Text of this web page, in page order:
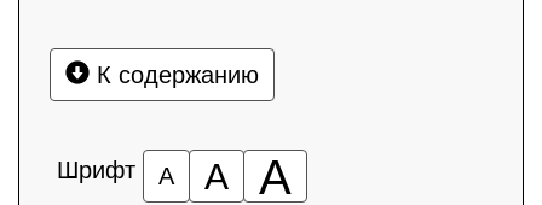
К содержанию
Шрифт А А А